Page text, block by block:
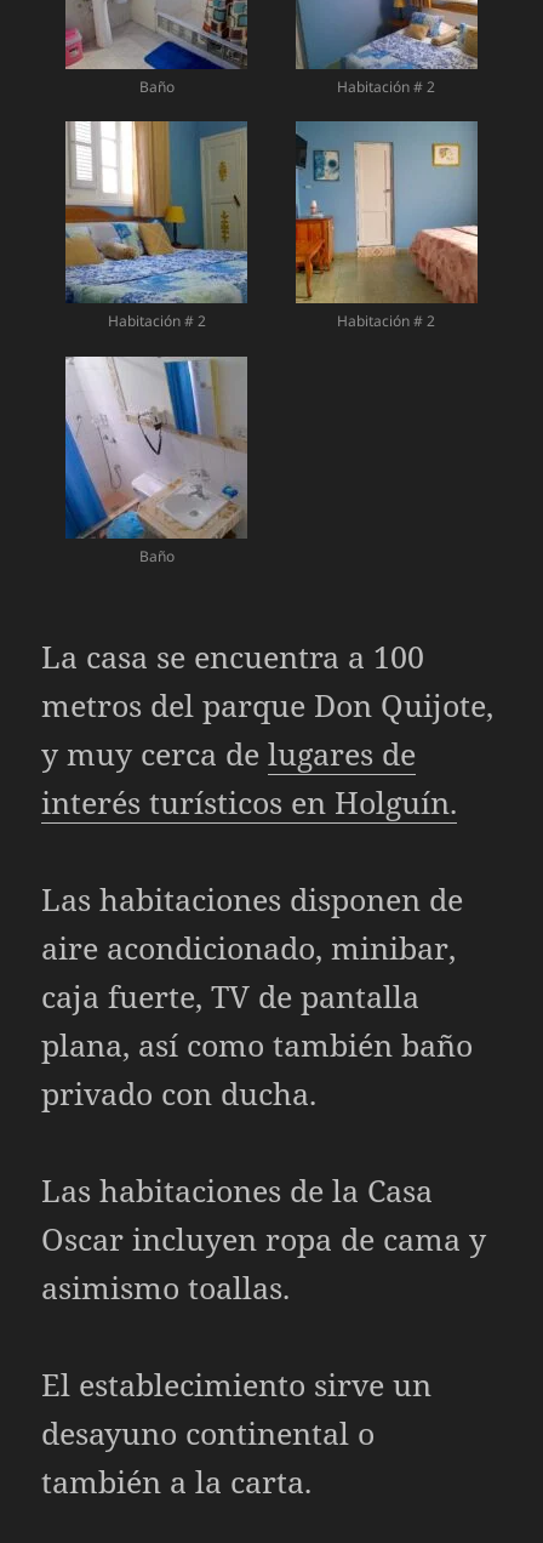
Baño Habitación # 2
Habitación # 2 Habitación # 2
Baño
La casa se encuentra a 100
metros del parque Don Quijote,
y muy cerca delugares de
interés turísticos en Holguín.
Las habitaciones disponen de
aire acondicionado, minibar,
caja fuerte, TV de pantalla
plana, así como también baño
privado con ducha.
Las habitaciones de la Casa
Oscar incluyen ropa de cama y
asimismo toallas.
El establecimiento sirve un
desayuno continental o
también a la carta.